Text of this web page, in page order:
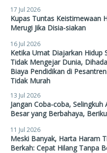
17 Jul 2026
Kupas Tuntas Keistimewaan
Merugi Jika Disia-siakan
16 Jul 2026
Ketika Umat Diajarkan Hidup
Tidak Mengejar Dunia,
Biaya Pendidikan di
Tidak Murah
13 Jul 2026
Jangan Coba-coba, Selingkuh
Besar yang Berbahaya,
11 Jul 2026
Meski Banyak, Harta Haram
Berkah: Cepat Hilang Tanpa